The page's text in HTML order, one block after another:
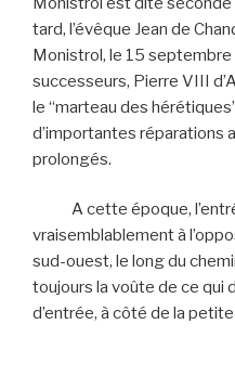
tard, l’évêque Jean de
Monistrol, le 15 septembre
successeurs, Pierre VIII
le “marteau des
d’importantes réparations
prolongés.
A cette époque,
vraisemblablement à
sud-ouest, le long du
toujours la voûte de ce qui
d’entrée, à côté de la